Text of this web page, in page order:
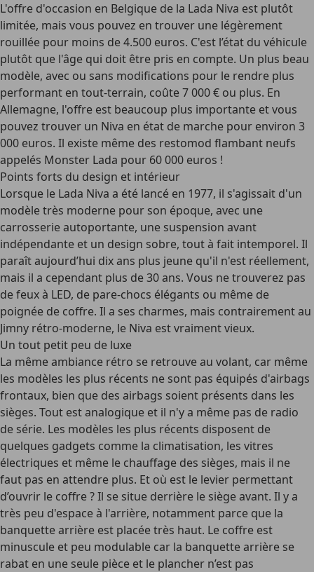
L'offre d'occasion en Belgique de la Lada Niva est plutôt
limitée, mais vous pouvez en trouver une légèrement
rouillée pour moins de4.500 euros. C'est l’état du véhicule
plutôt que l'âge qui doit être pris en compte. Un plus beau
modèle, avec ou sans modifications pour le rendre plus
performant en tout-terrain, coûte 7 000 € ou plus. En
Allemagne, l'offre est beaucoup plus importante et vous
pouvez trouver un Niva en état de marche pour environ 3
000 euros. Il existe même des restomod flambant neufs
appelés Monster Lada pour 60 000 euros !
Points forts du design et intérieur
Lorsque le Lada Niva a été lancé en 1977, il s'agissait d'un
modèletrès moderne pour son époque, avec une
carrosserie autoportante, une suspension avant
indépendante et un design sobre, tout à fait intemporel. Il
paraît aujourd’hui dix ans plus jeune qu'il n'est réellement,
mais il a cependant plus de 30 ans. Vous ne trouverez pas
de feux à LED, de pare-chocs élégants ou même de
poignée de coffre. Il a ses charmes, mais contrairement au
Jimny rétro-moderne, le Niva est vraiment vieux.
Un tout petit peu de luxe
La même ambiance rétro se retrouve au volant, car même
les modèles les plus récents ne sont pas équipés d'airbags
frontaux, bien que des airbags soient présents dans les
sièges. Tout est analogique et il n'y a même pas de radio
de série. Les modèles les plus récents disposent de
quelques gadgets comme la climatisation, les vitres
électriques et même le chauffage des sièges, mais il ne
faut pas en attendre plus. Et où est le levier permettant
d’ouvrir le coffre ? Il se situe derrière le siège avant. Il y a
très peu d'espace à l'arrière, notamment parce que la
banquette arrière est placée très haut. Le coffre est
minuscule et peu modulable car la banquette arrière se
rabat en une seule pièce et le plancher n’est pas